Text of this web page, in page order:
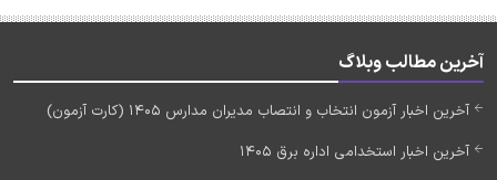
آخرین مطالب وبلاگ
آخرین اخبار آزمون انتخاب و انتصاب مدیران مدارس 1405 (کارت آزمون)
آخرین اخبار استخدامی اداره برق 1405